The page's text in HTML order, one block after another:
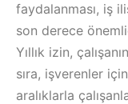
faydalanması, iş
son derece
Yıllık izin,
sıra, işverenler
aralıklarla